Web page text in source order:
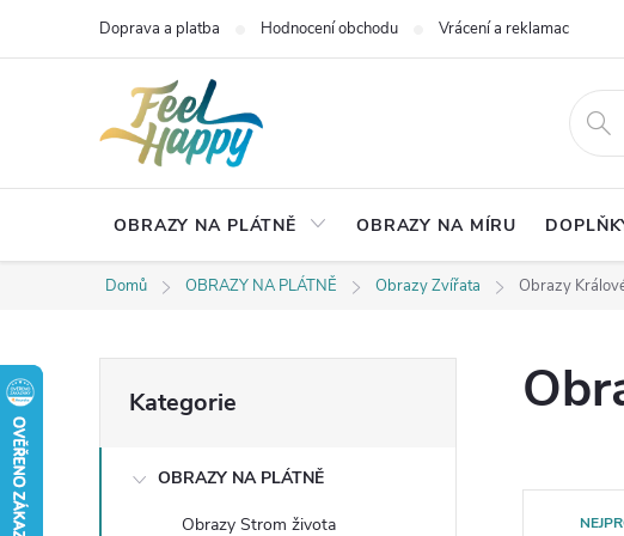
Doprava a platba Hodnocení obchodu Vrácení a reklamace
OBRAZY NA PLÁTNĚ OBRAZY NA MÍRU
Domů OBRAZY NA PLÁTNĚ Obrazy Zvířata Obrazy
o
kategorie
Kategorie
OBRAZY NA PLÁTNĚ
Obrazy Strom života